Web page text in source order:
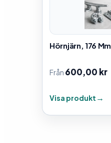
Hörnjärn, 176 Mm
Från 600,00 kr
Visa produkt